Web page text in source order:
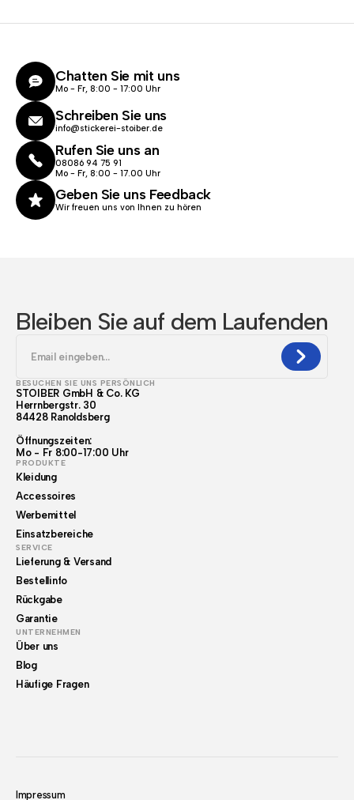
Chatten Sie mit uns
Mo - Fr, 8:00 - 17:00 Uhr
Schreiben Sie uns
info@stickerei-stoiber.de
Rufen Sie uns an
08086 94 75 91
Mo - Fr, 8:00 - 17.00 Uhr
Geben Sie uns Feedback
Wir freuen uns von Ihnen zu hören
Bleiben Sie auf dem Laufenden
BESUCHEN SIE UNS PERSÖNLICH
STOIBER GmbH & Co. KG
Herrnbergstr. 30
84428 Ranoldsberg
Öffnungszeiten:
Mo - Fr 8:00-17:00 Uhr
PRODUKTE
Kleidung
Accessoires
Werbemittel
Einsatzbereiche
SERVICE
Lieferung & Versand
Bestellinfo
Rückgabe
Garantie
UNTERNEHMEN
Über uns
Blog
Häufige Fragen
Impressum